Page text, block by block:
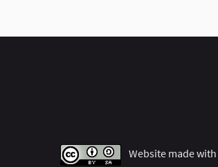
Website made with